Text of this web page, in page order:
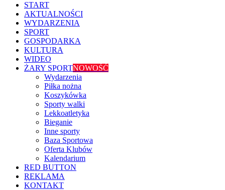
START
AKTUALNOŚCI
WYDARZENIA
SPORT
GOSPODARKA
KULTURA
WIDEO
ŻARY SPORTNOWOŚĆ
Wydarzenia
Piłka nożna
Koszykówka
Sporty walki
Lekkoatletyka
Bieganie
Inne sporty
Baza Sportowa
Oferta Klubów
Kalendarium
RED BUTTON
REKLAMA
KONTAKT